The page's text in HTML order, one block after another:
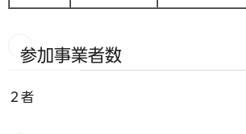
参加事業者数
２者